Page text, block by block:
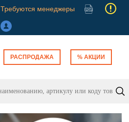
Требуются менеджеры
РАСПРОДАЖА % АКЦИИ